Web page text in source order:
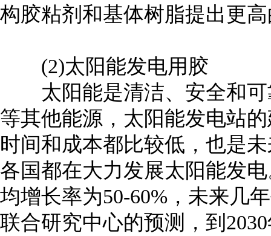
构胶粘剂和基体树脂提出更
(2)太阳能发电用胶
太阳能是清洁、安全和可
等其他能源，太阳能发电站
时间和成本都比较低，也是
各国都在大力发展太阳能发
均增长率为50-60%，未来几
联合研究中心的预测，到